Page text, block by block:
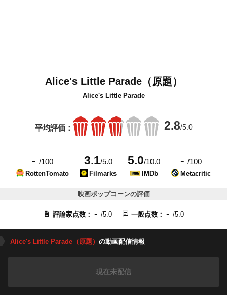
Alice's Little Parade（原題）
Alice's Little Parade
平均評価： 2.8/5.0
- /100
RottenTomato
3.1/5.0
Filmarks
5.0/10.0
IMDb
- /100
Metacritic
映画ポップコーンの評価
評論家点数： - /5.0 一般点数： - /5.0
Alice's Little Parade（原題） の動画配信情報
現在未配信